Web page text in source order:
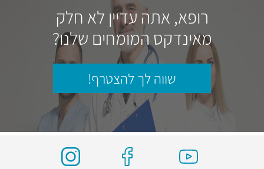
רופא, אתה עדיין לא חלק
מאינדקס המומחים שלנו?
שווה לך להצטרף!